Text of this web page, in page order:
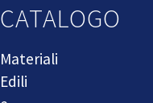
CATALOGO
Materiali
Edili